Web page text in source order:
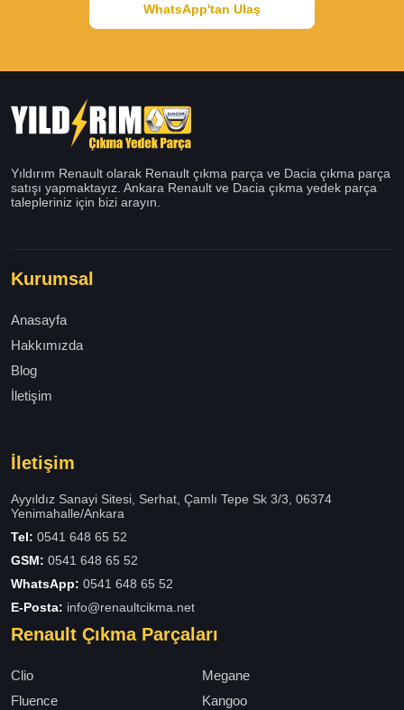
WhatsApp'tan Ulaş
Yıldırım Renault olarak Renault çıkma parça ve Dacia çıkma parça
satışı yapmaktayız. Ankara Renault ve Dacia çıkma yedek parça
talepleriniz için bizi arayın.
Kurumsal
Anasayfa
Hakkımızda
Blog
İletişim
İletişim
Ayyıldız Sanayi Sitesi, Serhat, Çamlı Tepe Sk 3/3, 06374
Yenimahalle/Ankara
Tel: 0541 648 65 52
GSM: 0541 648 65 52
WhatsApp: 0541 648 65 52
E-Posta: info@renaultcikma.net
Renault Çıkma Parçaları
Clio
Megane
Fluence
Kangoo